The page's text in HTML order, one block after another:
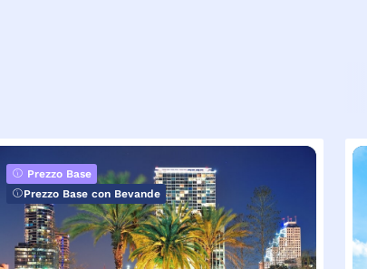
Prezzo Base
Prezzo Base con Bevande